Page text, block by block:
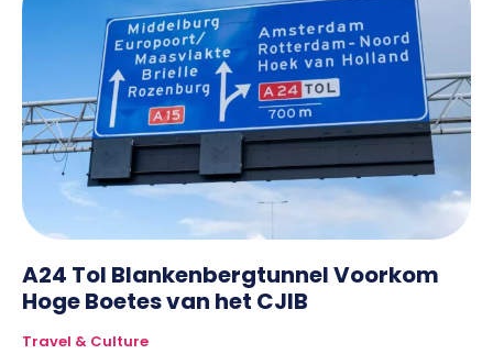
A24 Tol Blankenbergtunnel Voorkom
Hoge Boetes van het CJIB
Travel & Culture